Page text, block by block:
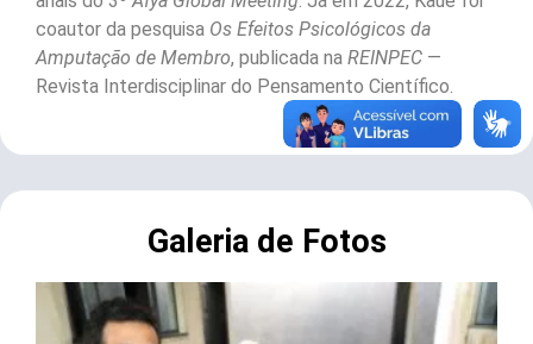
coautor da pesquisa Os Efeitos Psicológicos da
Amputação de Membro, publicada na REINPEC —
Revista Interdisciplinar do Pensamento Científico.
Galeria de Fotos